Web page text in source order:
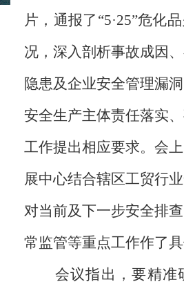
片，通报了“5·25”危化
况，深入剖析事故成因
隐患及企业安全管理漏
安全生产主体责任落实
工作提出相应要求。会
展中心结合辖区工贸行
对当前及下一步安全排
常监管等重点工作作了具
会议指出，要精准